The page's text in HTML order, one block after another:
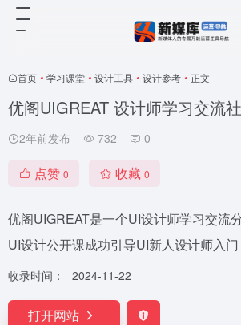
首页 • 学习课堂 • 设计工具 • 设计参考 • 正文
优阁UIGREAT 设计师学习交流
2年前发布 732 0
点赞 0 收藏 0
优阁UIGREAT是一个UI设计师学习交流
UI设计公开课成功引导UI新人设计师入门
收录时间： 2024-11-22
打开网站